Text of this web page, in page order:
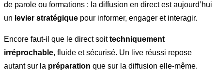
de parole ou formations : la diffusion en direct est aujourd’hui
un levier stratégique pour informer, engager et interagir.
Encore faut-il que le direct soittechniquement
irréprochable, fluide et sécurisé. Un live réussi repose
autant sur la préparation que sur la diffusion elle-même.